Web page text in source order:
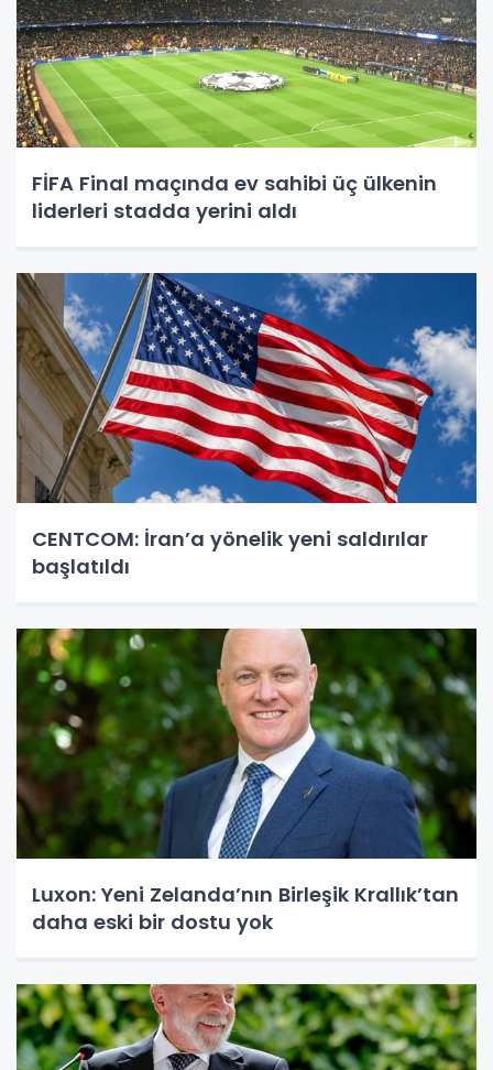
FİFA Final maçında ev sahibi üç ülkenin
liderleri stadda yerini aldı
CENTCOM: İran’a yönelik yeni saldırılar
başlatıldı
Luxon: Yeni Zelanda’nın Birleşik Krallık’tan
daha eski bir dostu yok